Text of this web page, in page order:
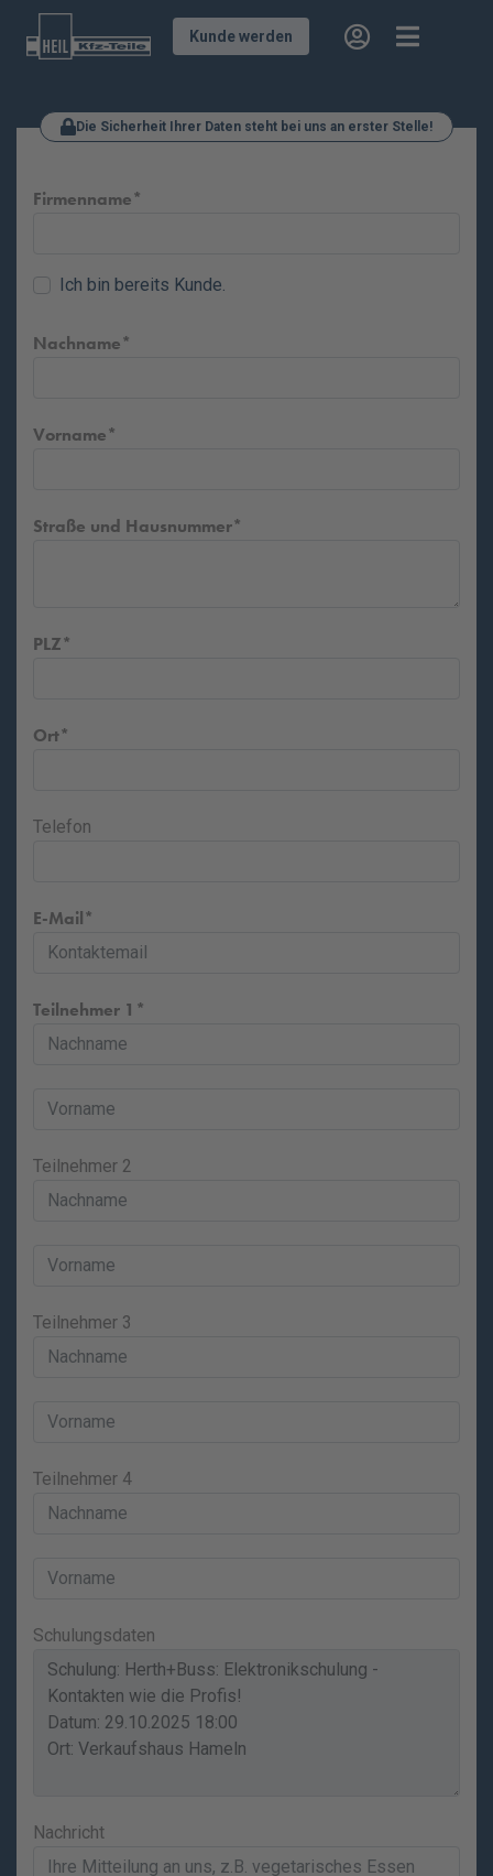
Kunde werden
Die Sicherheit Ihrer Daten steht bei uns an erster Stelle!
Firmenname
Ich bin bereits Kunde.
Nachname
Vorname
Straße und Hausnummer
PLZ
Ort
Telefon
E-Mail
Teilnehmer 1
Teilnehmer 2
Teilnehmer 3
Teilnehmer 4
Schulungsdaten
Nachricht